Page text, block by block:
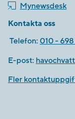
Mynewsdesk
Kontakta oss
Telefon: 010 -
E-post:
Fler